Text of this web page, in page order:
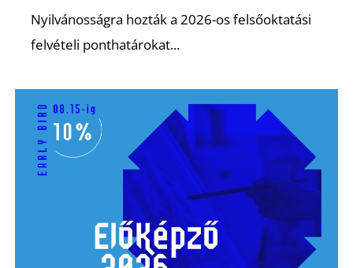
Nyilvánosságra hozták a 2026-os felsőoktatási
felvételi ponthatárokat...